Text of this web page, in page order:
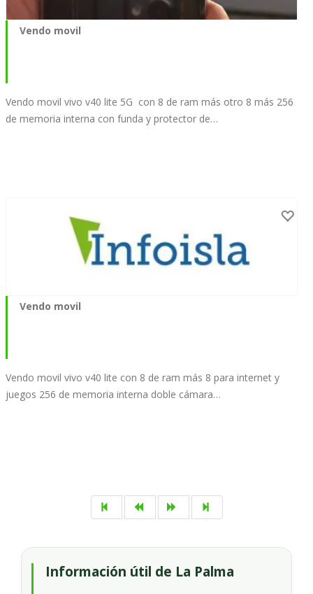
Vendo movil
Vendo movil vivo v40 lite 5G con 8 de ram más otro 8 más 256
de memoria interna con funda y protector de…
Vendo movil
Vendo movil vivo v40 lite con 8 de ram más 8 para internet y
juegos 256 de memoria interna doble cámara…
Información útil de La Palma